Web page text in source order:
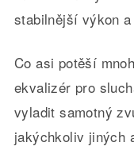
stabilnější výkon
Co asi potěší
ekvalizér pro
vyladit samotný
jakýchkoliv jiných